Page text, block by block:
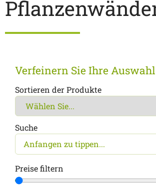
Verfeinern Sie Ihre Auswahl
Sortieren der Produkte
Suche
Preise filtern